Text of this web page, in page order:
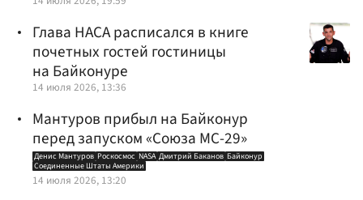
Глава НАСА расписался в книге
почетных гостей гостиницы
на Байконуре
14 июля 2026, 13:36
Мантуров прибыл на Байконур
перед запуском «Союза МС-29»
Денис Мантуров Роскосмос NASA Дмитрий Баканов Байконур
Соединенные Штаты Америки
14 июля 2026, 13:20